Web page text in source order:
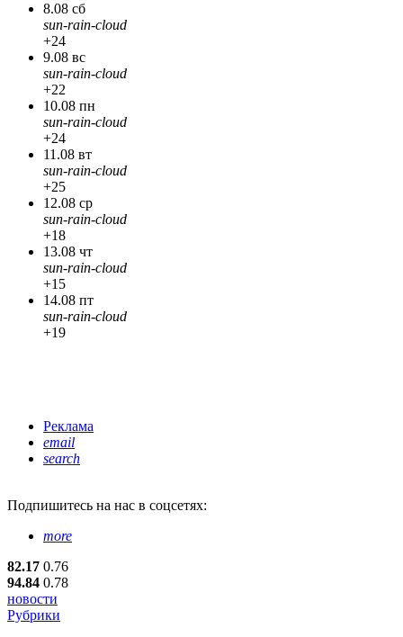
8.08 сб
sun-rain-cloud
+24
9.08 вс
sun-rain-cloud
+22
10.08 пн
sun-rain-cloud
+24
11.08 вт
sun-rain-cloud
+25
12.08 ср
sun-rain-cloud
+18
13.08 чт
sun-rain-cloud
+15
14.08 пт
sun-rain-cloud
+19
Реклама
email
search
Подпишитесь на нас в соцсетях:
more
82.17 0.76
94.84 0.78
новости
Рубрики